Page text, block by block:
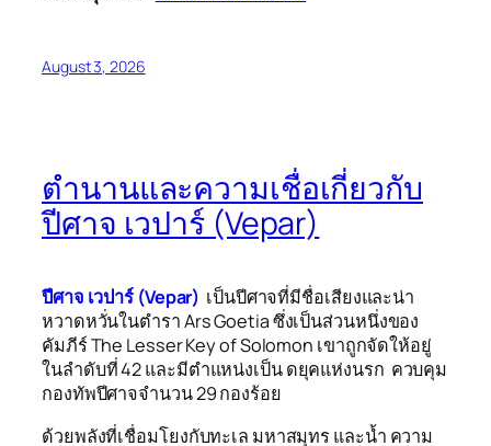
August 3, 2026
ตำนานและความเชื่อเกี่ยวกับ
ปีศาจ เวปาร์ (Vepar)
ปีศาจ เวปาร์ (Vepar) เป็นปีศาจที่มีชื่อเสียงและน่า
หวาดหวั่นในตำราArs Goetiaซึ่งเป็นส่วนหนึ่งของ
คัมภีร์The Lesser Key of Solomon เขาถูกจัดให้อยู่
ในลำดับที่ 42 และมีตำแหน่งเป็น ดยุคแห่งนรก ควบคุม
กองทัพปีศาจจำนวน 29 กองร้อย
ด้วยพลังที่เชื่อมโยงกับทะเล มหาสมุทร และน้ำ ความ